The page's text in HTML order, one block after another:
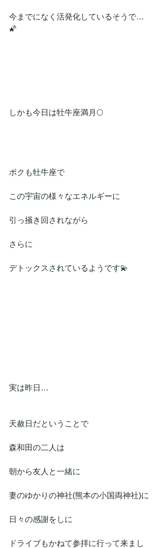
今までになく活発化しているそうで…
🌠
しかも今日は牡牛座満月🌕
ボクも牡牛座で
この宇宙の様々なエネルギーに
引っ掻き回されながら
さらに
デトックスされているようです💫
実は昨日…
天赦日だということで
森和田の二人は
朝から友人と一緒に
妻のゆかりの神社(熊本の小国両神社)に
日々の感謝をしに
ドライブもかねて参拝に行って来まし